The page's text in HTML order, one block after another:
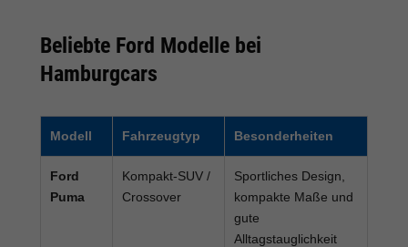
Beliebte Ford Modelle bei
Hamburgcars
Modell Fahrzeugtyp Besonderheiten
Ford
Puma
Kompakt-SUV /
Crossover
Sportliches Design,
kompakte Maße und
gute
Alltagstauglichkeit